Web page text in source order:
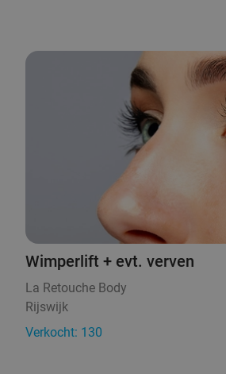
Wimperlift + evt. verven
La Retouche Body
Rijswijk
Verkocht: 130